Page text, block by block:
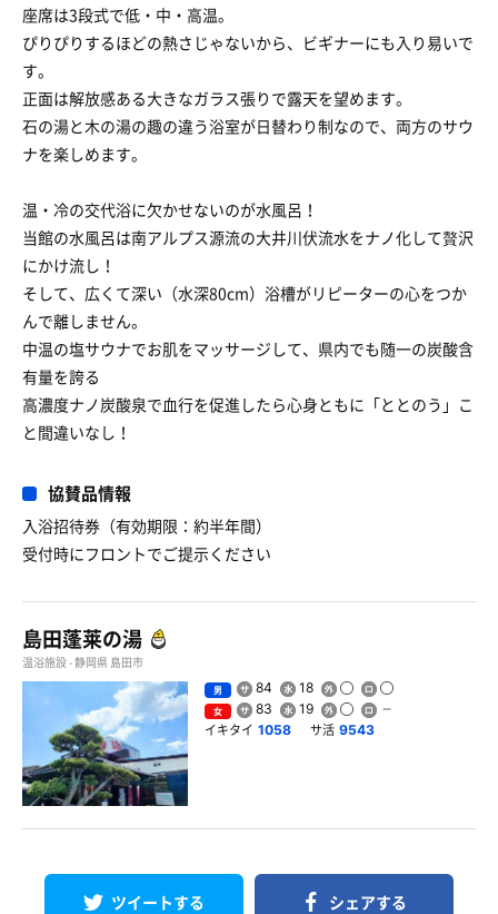
座席は3段式で低・中・高温。
ぴりぴりするほどの熱さじゃないから、ビギナーにも入り易いで
す。
正面は解放感ある大きなガラス張りで露天を望めます。
石の湯と木の湯の趣の違う浴室が日替わり制なので、両方のサウ
ナを楽しめます。
温・冷の交代浴に欠かせないのが水風呂！
当館の水風呂は南アルプス源流の大井川伏流水をナノ化して贅沢
にかけ流し！
そして、広くて深い（水深80cm）浴槽がリピーターの心をつか
んで離しません。
中温の塩サウナでお肌をマッサージして、県内でも随一の炭酸含
有量を誇る
高濃度ナノ炭酸泉で血行を促進したら心身ともに「ととのう」こ
と間違いなし！
協賛品情報
入浴招待券（有効期限：約半年間）
受付時にフロントでご提示ください
島田蓬莱の湯
温浴施設 - 静岡県 島田市
男 84 18
女 83 19
イキタイ 1058 サ活 9543
ツイートする シェアする